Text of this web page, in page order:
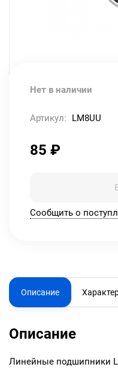
Нет в наличии
Артикул: LM8UU
85 ₽
Сообщить о
Описание
Описание
Линейные подшипники